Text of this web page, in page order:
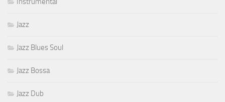
Jazz
Jazz Blues Soul
Jazz Bossa
Jazz Dub